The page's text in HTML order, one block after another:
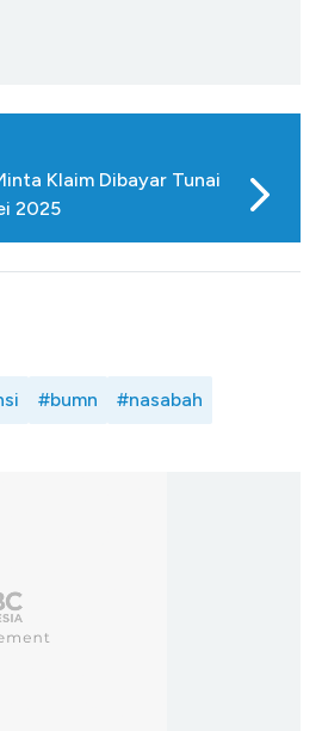
Klaim Dibayar Tunai
2025
#bumn #nasabah